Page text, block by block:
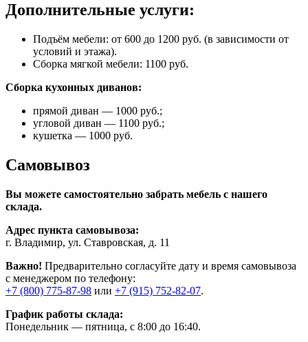
Дополнительные услуги:
Подъём мебели: от 600 до 1200 руб. (в зависимости от
условий и этажа).
Сборка мягкой мебели: 1100 руб.
Сборка кухонных диванов:
прямой диван — 1000 руб.;
угловой диван — 1100 руб.;
кушетка — 1000 руб.
Самовывоз
Вы можете самостоятельно забрать мебель с нашего
склада.
Адрес пункта самовывоза:
г. Владимир, ул. Ставровская, д. 11
Важно! Предварительно согласуйте дату и время самовывоза
с менеджером по телефону:
+7 (800) 775-87-98 или +7 (915) 752-82-07.
График работы склада:
Понедельник — пятница, с 8:00 до 16:40.